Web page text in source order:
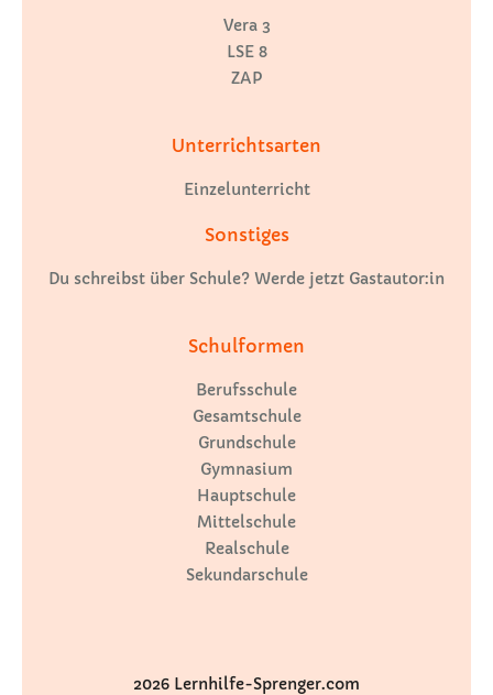
Vera 3
LSE 8
ZAP
Unterrichtsarten
Einzelunterricht
Sonstiges
Du schreibst über Schule? Werde jetzt Gastautor:in
Schulformen
Berufsschule
Gesamtschule
Grundschule
Gymnasium
Hauptschule
Mittelschule
Realschule
Sekundarschule
2026 Lernhilfe-Sprenger.com